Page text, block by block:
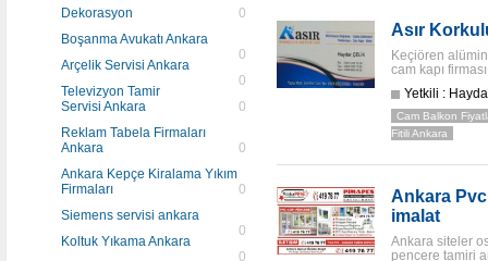
Dekorasyon
0
Boşanma Avukatı Ankara
0
Arçelik Servisi Ankara
0
Televizyon Tamir
Servisi Ankara
0
Reklam Tabela Firmaları
Ankara
0
Ankara Kepçe Kiralama Yıkım
Firmaları
0
Siemens servisi ankara
0
Koltuk Yıkama Ankara
0
Asır
Keçiören
cam kapı
Yetkili :
Cam Balkon
Fitili Ankara
Ankara
imalat
Ankara siteler
pencere tamiri